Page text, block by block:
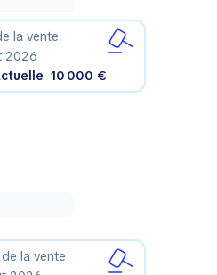
la vente
2026
10 000 €
la vente